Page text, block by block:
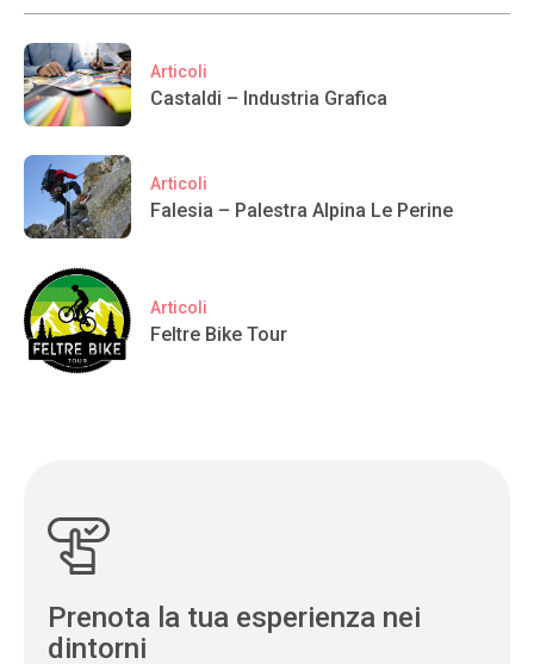
Articoli
Castaldi – Industria Grafica
Articoli
Falesia – Palestra Alpina Le Perine
Articoli
Feltre Bike Tour
Prenota la tua esperienza nei
dintorni